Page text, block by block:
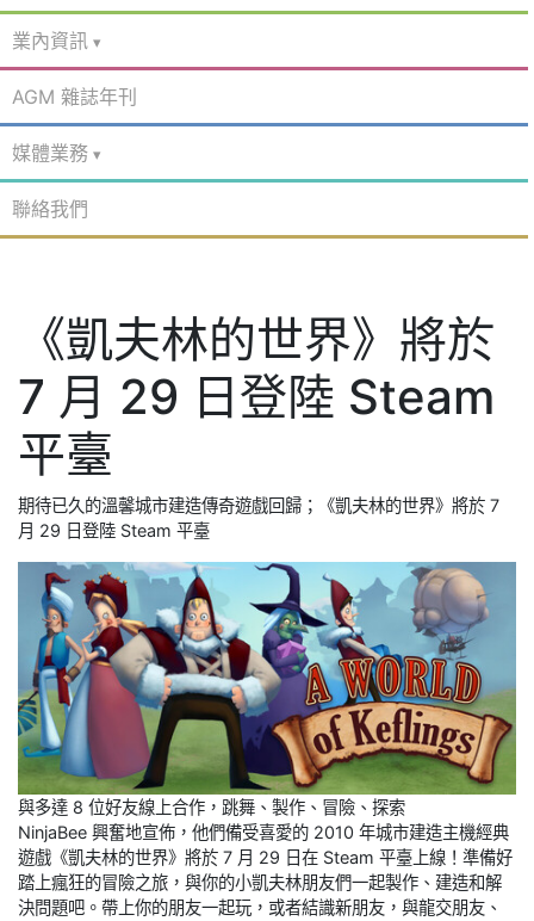
業內資訊
AGM 雜誌年刊
媒體業務
聯絡我們
《凱夫林的世界》將於
7 月 29 日登陸 Steam
平臺
期待已久的溫馨城市建造傳奇遊戲回歸；《凱夫林的世界》將於 7
月 29 日登陸 Steam 平臺
與多達 8 位好友線上合作，跳舞、製作、冒險、探索
NinjaBee 興奮地宣佈，他們備受喜愛的 2010 年城市建造主機經典
遊戲《凱夫林的世界》將於 7 月 29 日在 Steam 平臺上線！準備好
踏上瘋狂的冒險之旅，與你的小凱夫林朋友們一起製作、建造和解
決問題吧。帶上你的朋友一起玩，或者結識新朋友，與龍交朋友、